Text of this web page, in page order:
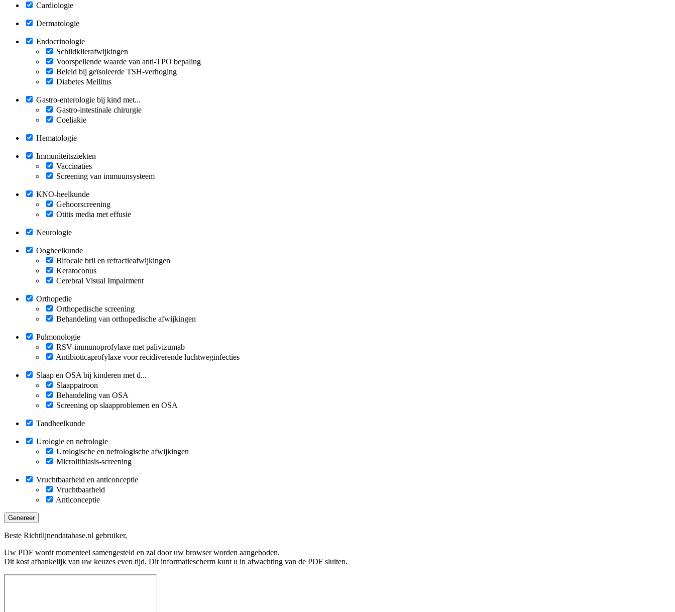
Cardiologie
Dermatologie
Endocrinologie
Schildklierafwijkingen
Voorspellende waarde van anti-TPO bepaling
Beleid bij geïsoleerde TSH-verhoging
Diabetes Mellitus
Gastro-enterologie bij kind met...
Gastro-intestinale chirurgie
Coeliakie
Hematologie
Immuniteitsziekten
Vaccinaties
Screening van immuunsysteem
KNO-heelkunde
Gehoorscreening
Otitis media met effusie
Neurologie
Oogheelkunde
Bifocale bril en refractieafwijkingen
Keratoconus
Cerebral Visual Impairment
Orthopedie
Orthopedische screening
Behandeling van orthopedische afwijkingen
Pulmonologie
RSV-immunoprofylaxe met palivizumab
Antibioticaprofylaxe voor recidiverende luchtweginfecties
Slaap en OSA bij kinderen met d...
Slaappatroon
Behandeling van OSA
Screening op slaapproblemen en OSA
Tandheelkunde
Urologie en nefrologie
Urologische en nefrologische afwijkingen
Microlithiasis-screening
Vruchtbaarheid en anticonceptie
Vruchtbaarheid
Anticonceptie
Genereer
Beste Richtlijnendatabase.nl gebruiker,
Uw PDF wordt momenteel samengesteld en zal door uw browser worden aangeboden.
Dit kost afhankelijk van uw keuzes even tijd. Dit informatiescherm kunt u in afwachting van de PDF sluiten.